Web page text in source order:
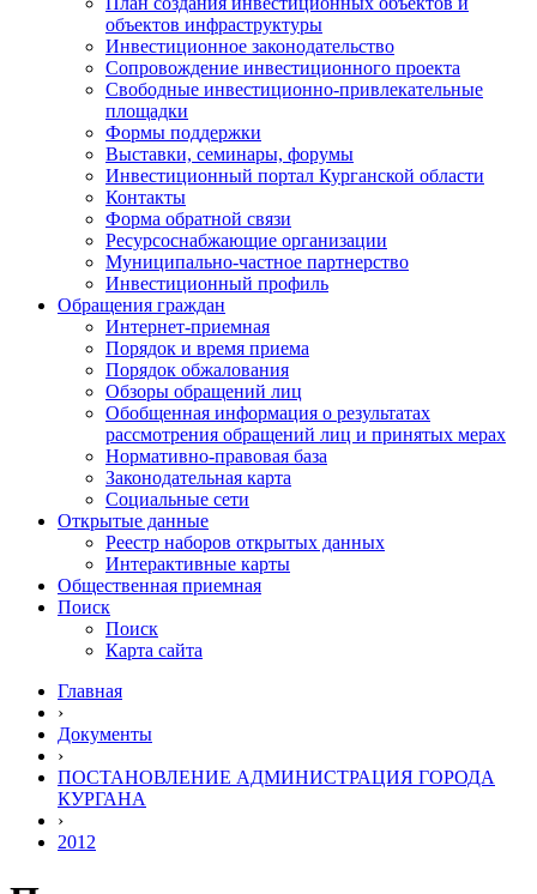
объектов инфраструктуры
Инвестиционное законодательство
Сопровождение инвестиционного проекта
Свободные инвестиционно-привлекательные
площадки
Формы поддержки
Выставки, семинары, форумы
Инвестиционный портал Курганской области
Контакты
Форма обратной связи
Ресурсоснабжающие организации
Муниципально-частное партнерство
Инвестиционный профиль
Обращения граждан
Интернет-приемная
Порядок и время приема
Порядок обжалования
Обзоры обращений лиц
Обобщенная информация о результатах
рассмотрения обращений лиц и принятых мерах
Нормативно-правовая база
Законодательная карта
Социальные сети
Открытые данные
Реестр наборов открытых данных
Интерактивные карты
Общественная приемная
Поиск
Поиск
Карта сайта
Главная
›
Документы
›
ПОСТАНОВЛЕНИЕ АДМИНИСТРАЦИЯ ГОРОДА
КУРГАНА
›
2012